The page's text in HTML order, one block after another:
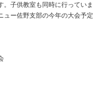
子供教室も同時に行っていま
ュー佐野支部の今年の大会予定